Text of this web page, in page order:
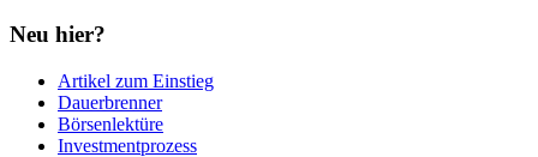
Neu hier?
Artikel zum Einstieg
Dauerbrenner
Börsenlektüre
Investmentprozess